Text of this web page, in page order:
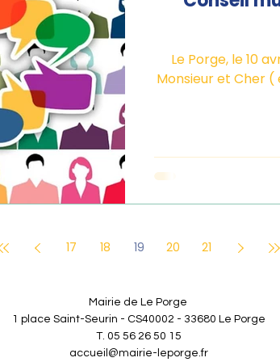
Le Porge, le 10 avril 2025 CONVOCATION Madame ,
Monsieur et Cher ( e )
17 18 19 20 21
Mairie de Le Porge
1 place Saint-Seurin - CS40002 - 33680 Le Porge
T. 05 56 26 50 15
accueil@mairie-leporge.fr